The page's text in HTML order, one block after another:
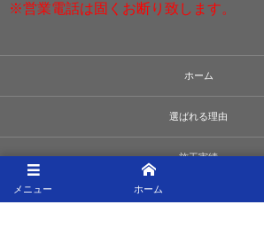
※営業電話は固くお断り致します。
ホーム
選ばれる理由
施工実績
メニュー ホーム